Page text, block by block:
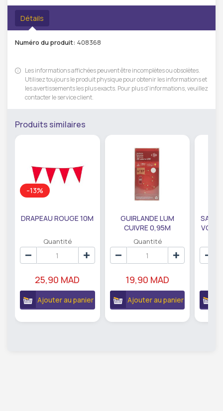
Détails
Numéro du produit: 408368
Les informations affichées peuvent être incomplètes ou obsolètes.
Utilisez toujours le produit physique pour obtenir les informations et
les avertissements les plus exacts. Pour plus d'informations, veuillez
contacter le service client.
Produits similaires
-13%
DRAPEAU ROUGE 10M
Quantité
25,90 MAD
Ajouter au panier
GUIRLANDE LUM
CUIVRE 0,95M
DE79207
Quantité
19,90 MAD
Ajouter au panier